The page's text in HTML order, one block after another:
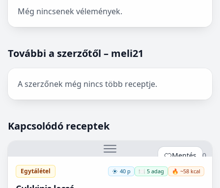
Még nincsenek vélemények.
További a szerzőtől – meli21
A szerzőnek még nincs több receptje.
Kapcsolódó receptek
Mentés 0
Egytálétel 40 p 🍽️ 5 adag 🔥 ~58 kcal